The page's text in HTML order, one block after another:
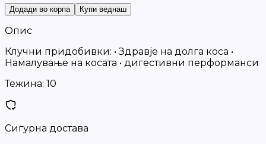
Додади во корпа Купи веднаш
Опис
Клучни придобивки: • Здравје на долга коса •
Намалување на косата • дигестивни перформанси
Тежина: 10
Сигурна достава